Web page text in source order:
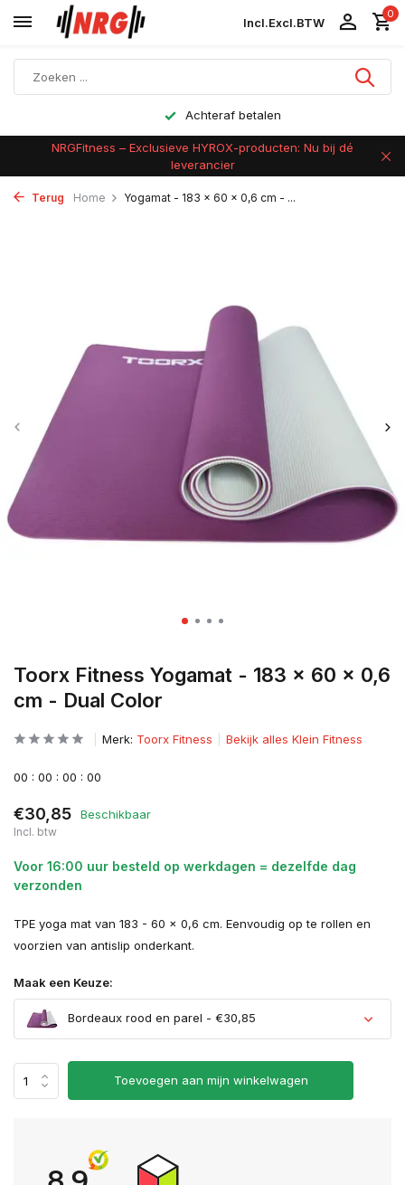
Incl.Excl.BTW
0
Achteraf betalen
NRGFitness – Exclusieve HYROX-producten: Nu bij dé
leverancier
Terug Home Yogamat - 183 x 60 x 0,6 cm - ...
Toorx Fitness Yogamat - 183 x 60 x 0,6
cm - Dual Color
Merk: Toorx Fitness Bekijk alles Klein Fitness
00 : 00 : 00 : 00
€30,85 Beschikbaar
Incl. btw
Voor 16:00 uur besteld op werkdagen = dezelfde dag
verzonden
TPE yoga mat van 183 - 60 x 0,6 cm. Eenvoudig op te rollen en
voorzien van antislip onderkant.
Maak een Keuze:
Bordeaux rood en parel - €30,85
Toevoegen aan mijn winkelwagen